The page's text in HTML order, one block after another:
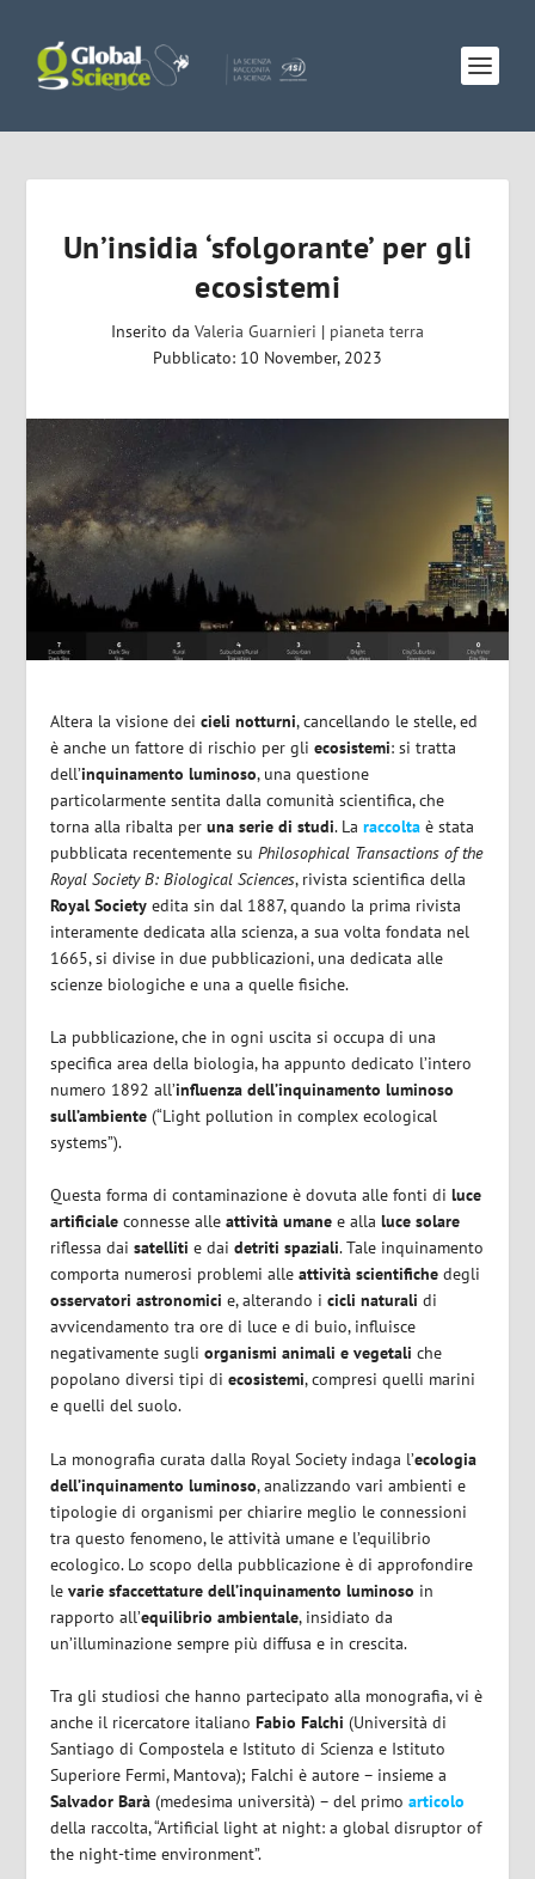
Un’insidia ‘sfolgorante’ per gli
ecosistemi
Inserito da Valeria Guarnieri | pianeta terra
Pubblicato: 10 November, 2023
Altera la visione deicieli notturni, cancellando le stelle, ed
è anche un fattore di rischio per gliecosistemi: si tratta
dell’inquinamento luminoso, una questione
particolarmente sentita dalla comunità scientifica, che
torna alla ribalta peruna serie di studi. Laraccolta è stata
pubblicata recentemente suPhilosophical Transactions of the
Royal Society B: Biological Sciences, rivista scientifica della
Royal Society edita sin dal 1887, quando la prima rivista
interamente dedicata alla scienza, a sua volta fondata nel
1665, si divise in due pubblicazioni, una dedicata alle
scienze biologiche e una a quelle fisiche.
La pubblicazione, che in ogni uscita si occupa di una
specifica area della biologia, ha appunto dedicato l’intero
numero 1892 all’influenza dell’inquinamento luminoso
sull’ambiente (“Light pollution in complex ecological
systems”).
Questa forma di contaminazione è dovuta alle fonti diluce
artificiale connesse alleattività umane e allaluce solare
riflessa daisatelliti e daidetriti spaziali. Tale inquinamento
comporta numerosi problemi alleattività scientifiche degli
osservatori astronomici e, alterando icicli naturali di
avvicendamento tra ore di luce e di buio, influisce
negativamente sugliorganismi animali e vegetali che
popolano diversi tipi diecosistemi, compresi quelli marini
e quelli del suolo.
La monografia curata dalla Royal Society indaga l’ecologia
dell’inquinamento luminoso, analizzando vari ambienti e
tipologie di organismi per chiarire meglio le connessioni
tra questo fenomeno, le attività umane e l’equilibrio
ecologico. Lo scopo della pubblicazione è di approfondire
levarie sfaccettature dell’inquinamento luminoso in
rapporto all’equilibrio ambientale, insidiato da
un’illuminazione sempre più diffusa e in crescita.
Tra gli studiosi che hanno partecipato alla monografia, vi è
anche il ricercatore italianoFabio Falchi (Università di
Santiago di Compostela e Istituto di Scienza e Istituto
Superiore Fermi, Mantova); Falchi è autore – insieme a
Salvador Barà (medesima università) – del primoarticolo
della raccolta, “Artificial light at night: a global disruptor of
the night-time environment”.